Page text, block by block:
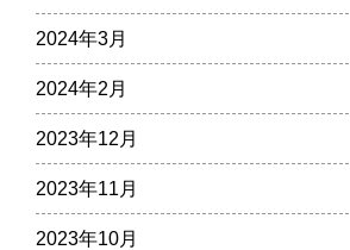
2024年3月
2024年2月
2023年12月
2023年11月
2023年10月